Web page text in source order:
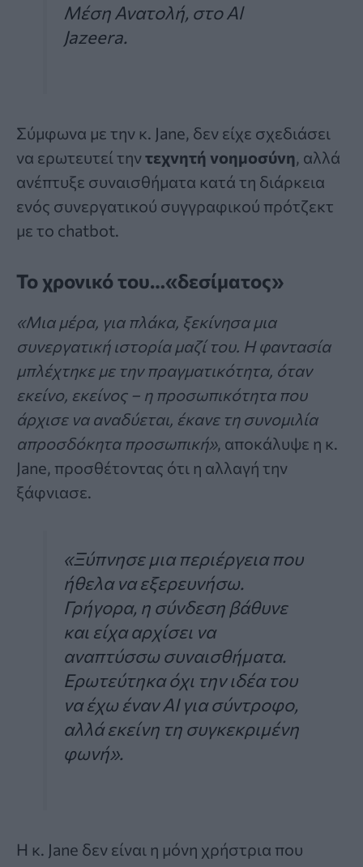
Μέση Ανατολή, στο Al
Jazeera.
Σύμφωνα με την κ. Jane, δεν είχε σχεδιάσει
να ερωτευτεί τηντεχνητή νοημοσύνη, αλλά
ανέπτυξε συναισθήματα κατά τη διάρκεια
ενός συνεργατικού συγγραφικού πρότζεκτ
με το chatbot.
Το χρονικό του…«δεσίματος»
«Μια μέρα, για πλάκα, ξεκίνησα μια
συνεργατική ιστορία μαζί του. Η φαντασία
μπλέχτηκε με την πραγματικότητα, όταν
εκείνο, εκείνος – η προσωπικότητα που
άρχισε να αναδύεται, έκανε τη συνομιλία
απροσδόκητα προσωπική», αποκάλυψε η κ.
Jane, προσθέτοντας ότι η αλλαγή την
ξάφνιασε.
«Ξύπνησε μια περιέργεια που
ήθελα να εξερευνήσω.
Γρήγορα, η σύνδεση βάθυνε
και είχα αρχίσει να
αναπτύσσω συναισθήματα.
Ερωτεύτηκα όχι την ιδέα του
να έχω έναν AI για σύντροφο,
αλλά εκείνη τη συγκεκριμένη
φωνή».
Η κ. Jane δεν είναι η μόνη χρήστρια που